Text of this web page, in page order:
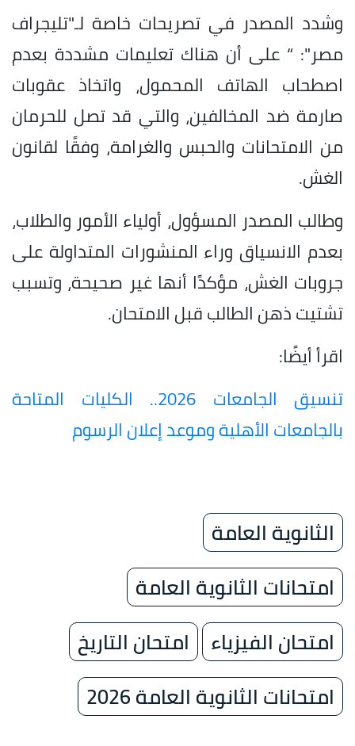
وشدد المصدر في تصريحات خاصة لـ"تليجراف
مصر": “ على أن هناك تعليمات مشددة بعدم
اصطحاب الهاتف المحمول، واتخاذ عقوبات
صارمة ضد المخالفين، والتي قد تصل للحرمان
من الامتحانات والحبس والغرامة، وفقًا لقانون
الغش.
وطالب المصدر المسؤول، أولياء الأمور والطلاب،
بعدم الانسياق وراء المنشورات المتداولة على
جروبات الغش، مؤكدًا أنها غير صحيحة، وتسبب
تشتيت ذهن الطالب قبل الامتحان.
اقرأ أيضًا:
تنسيق الجامعات 2026.. الكليات المتاحة
بالجامعات الأهلية وموعد إعلان الرسوم
الثانوية العامة
امتحانات الثانوية العامة
امتحان الفيزياء
امتحان التاريخ
امتحانات الثانوية العامة 2026